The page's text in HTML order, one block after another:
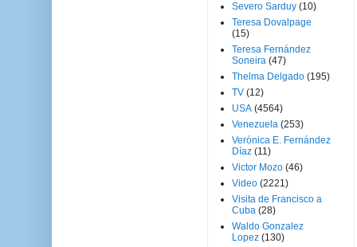
Severo Sarduy (10)
Teresa Dovalpage
(15)
Teresa Fernández
Soneira (47)
Thelma Delgado (195)
TV (12)
USA (4564)
Venezuela (253)
Verónica E. Fernández
Díaz (11)
Victor Mozo (46)
Video (2221)
Visita de Francisco a
Cuba (28)
Waldo Gonzalez
Lopez (130)